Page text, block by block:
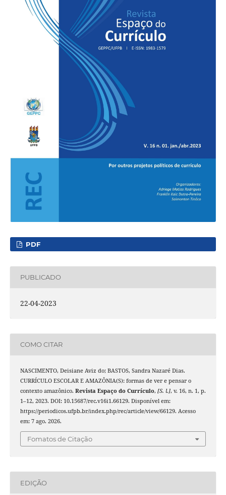
PDF
PUBLICADO
22-04-2023
COMO CITAR
NASCIMENTO, Deisiane Aviz do; BASTOS, Sandra Nazaré Dias.
CURRÍCULO ESCOLAR E AMAZÔNIA(S): formas de ver e pensar o
contexto amazônico. Revista Espaço do Currículo, [S. l.], v. 16, n. 1, p.
1–12, 2023. DOI: 10.15687/rec.v16i1.66129. Disponível em:
https://periodicos.ufpb.br/index.php/rec/article/view/66129. Acesso
em: 7 ago. 2026.
Fomatos de Citação
EDIÇÃO